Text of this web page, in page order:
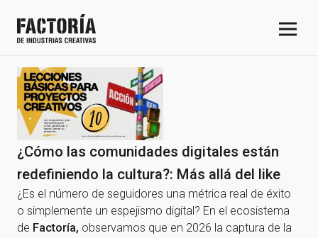
¿Cómo las comunidades digitales están
redefiniendo la cultura?: Más allá del like
¿Es el número de seguidores una métrica real de éxito
o simplemente un espejismo digital? En el ecosistema
de Factoría, observamos que en 2026 la captura de la